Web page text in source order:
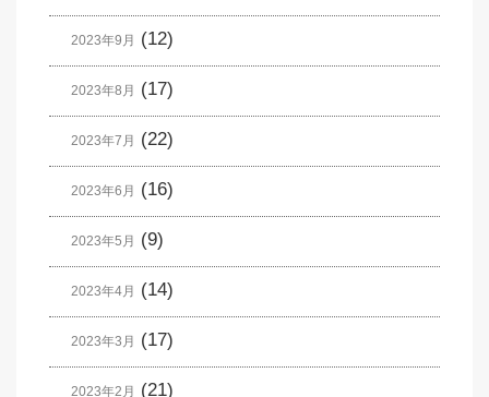
2023年9月 (12)
2023年8月 (17)
2023年7月 (22)
2023年6月 (16)
2023年5月 (9)
2023年4月 (14)
2023年3月 (17)
2023年2月 (21)